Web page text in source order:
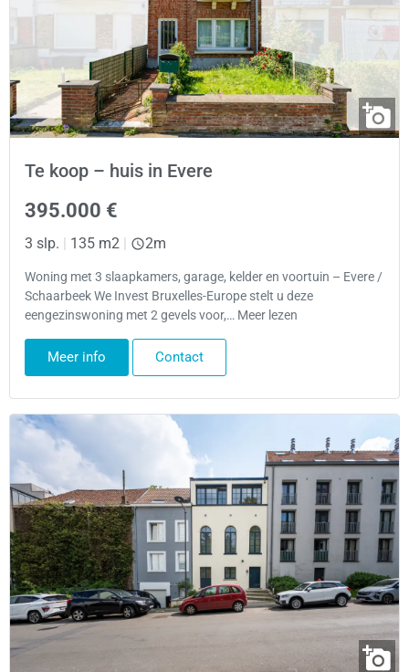
Te koop – huis in Evere
395.000 €
3 slp. | 135 m2 | 2m
Woning met 3 slaapkamers, garage, kelder en voortuin – Evere /
Schaarbeek We Invest Bruxelles-Europe stelt u deze
eengezinswoning met 2 gevels voor,… Meer lezen
Meer info Contact